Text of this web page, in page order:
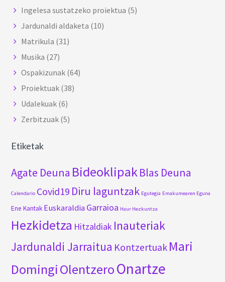
Ingelesa sustatzeko proiektua (5)
Jardunaldi aldaketa (10)
Matrikula (31)
Musika (27)
Ospakizunak (64)
Proiektuak (38)
Udalekuak (6)
Zerbitzuak (5)
Etiketak
Agate Deuna BideoklipakBlas Deuna
Calendario Covid19 Diru laguntzak Egutegia Emakumearen Eguna
Ene Kantak Euskaraldia Garraioa Haur Hezkuntza
Hezkidetza Hitzaldiak Inauteriak
Jardunaldi Jarraitua Kontzertuak Mari
DomingiOlentzeroOnartze